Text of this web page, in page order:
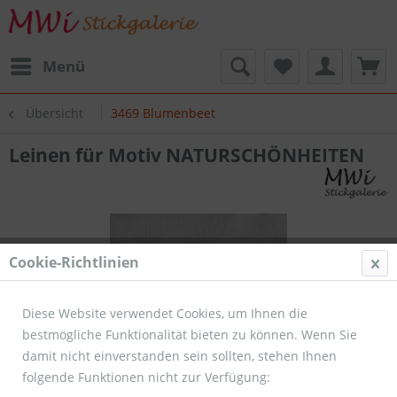
Menü
Übersicht 3469 Blumenbeet
Leinen für Motiv NATURSCHÖNHEITEN
Cookie-Richtlinien
Diese Website verwendet Cookies, um Ihnen die
bestmögliche Funktionalität bieten zu können. Wenn Sie
damit nicht einverstanden sein sollten, stehen Ihnen
folgende Funktionen nicht zur Verfügung: